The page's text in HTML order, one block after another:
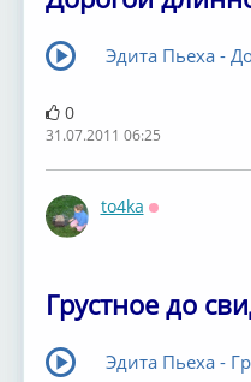
Эдита Пьеха -
0
31.07.2011 06:25
to4ka
Грустное до
Эдита Пьеха -